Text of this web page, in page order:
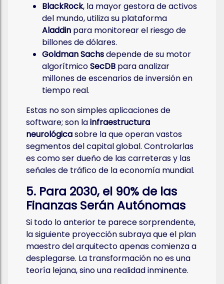
BlackRock, la mayor gestora de activos
del mundo, utiliza su plataforma
Aladdin para monitorear el riesgo de
billones de dólares.
Goldman Sachsdepende de su motor
algorítmicoSecDB para analizar
millones de escenarios de inversión en
tiempo real.
Estas no son simples aplicaciones de
software; son lainfraestructura
neurológicasobre la que operan vastos
segmentos del capital global. Controlarlas
es como ser dueño de las carreteras y las
señales de tráfico de la economía mundial.
5. Para 2030, el 90% de las
Finanzas Serán Autónomas
Si todo lo anterior te parece sorprendente,
la siguiente proyección subraya que el plan
maestro del arquitecto apenas comienza a
desplegarse. La transformación no es una
teoría lejana, sino una realidad inminente.